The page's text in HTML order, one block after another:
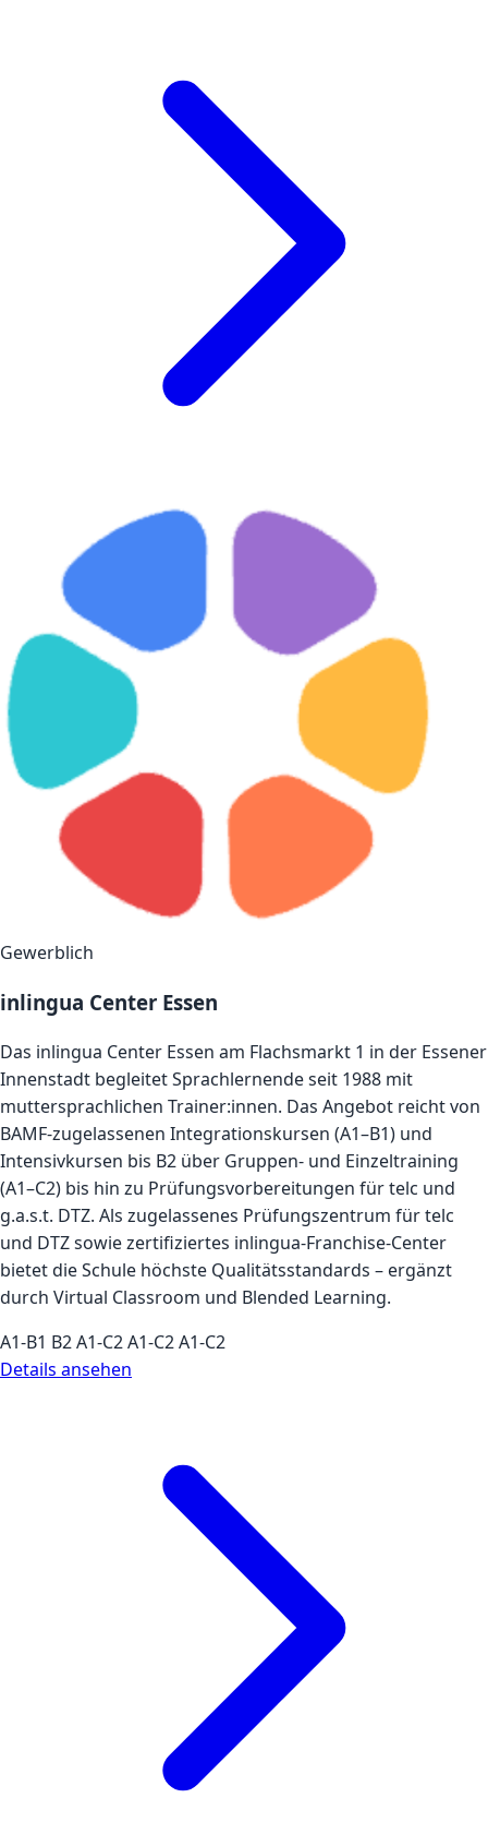
Gewerblich
inlingua Center Essen
Das inlingua Center Essen am Flachsmarkt 1 in der Essener
Innenstadt begleitet Sprachlernende seit 1988 mit
muttersprachlichen Trainer:innen. Das Angebot reicht von
BAMF-zugelassenen Integrationskursen (A1–B1) und
Intensivkursen bis B2 über Gruppen- und Einzeltraining
(A1–C2) bis hin zu Prüfungsvorbereitungen für telc und
g.a.s.t. DTZ. Als zugelassenes Prüfungszentrum für telc
und DTZ sowie zertifiziertes inlingua-Franchise-Center
bietet die Schule höchste Qualitätsstandards – ergänzt
durch Virtual Classroom und Blended Learning.
A1-B1 B2A1-C2A1-C2A1-C2
Details ansehen